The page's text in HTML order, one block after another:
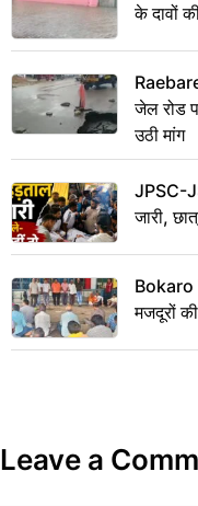
के दावों
जेल रोड
उठी मांग
JPSC-
जारी,
Bokaro
मजदूरों
Leave a